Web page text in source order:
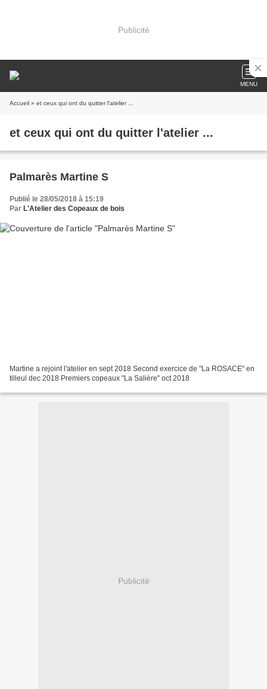
Publicité
MENU
Accueil » et ceux qui ont du quitter l'atelier ...
et ceux qui ont du quitter l'atelier ...
Palmarès Martine S
Publié le 28/05/2018 à 15:19
Par L'Atelier des Copeaux de bois
Martine a rejoint l'atelier en sept 2018 Second exercice de "La ROSACE" en
tilleul dec 2018 Premiers copeaux "La Salière" oct 2018
Publicité